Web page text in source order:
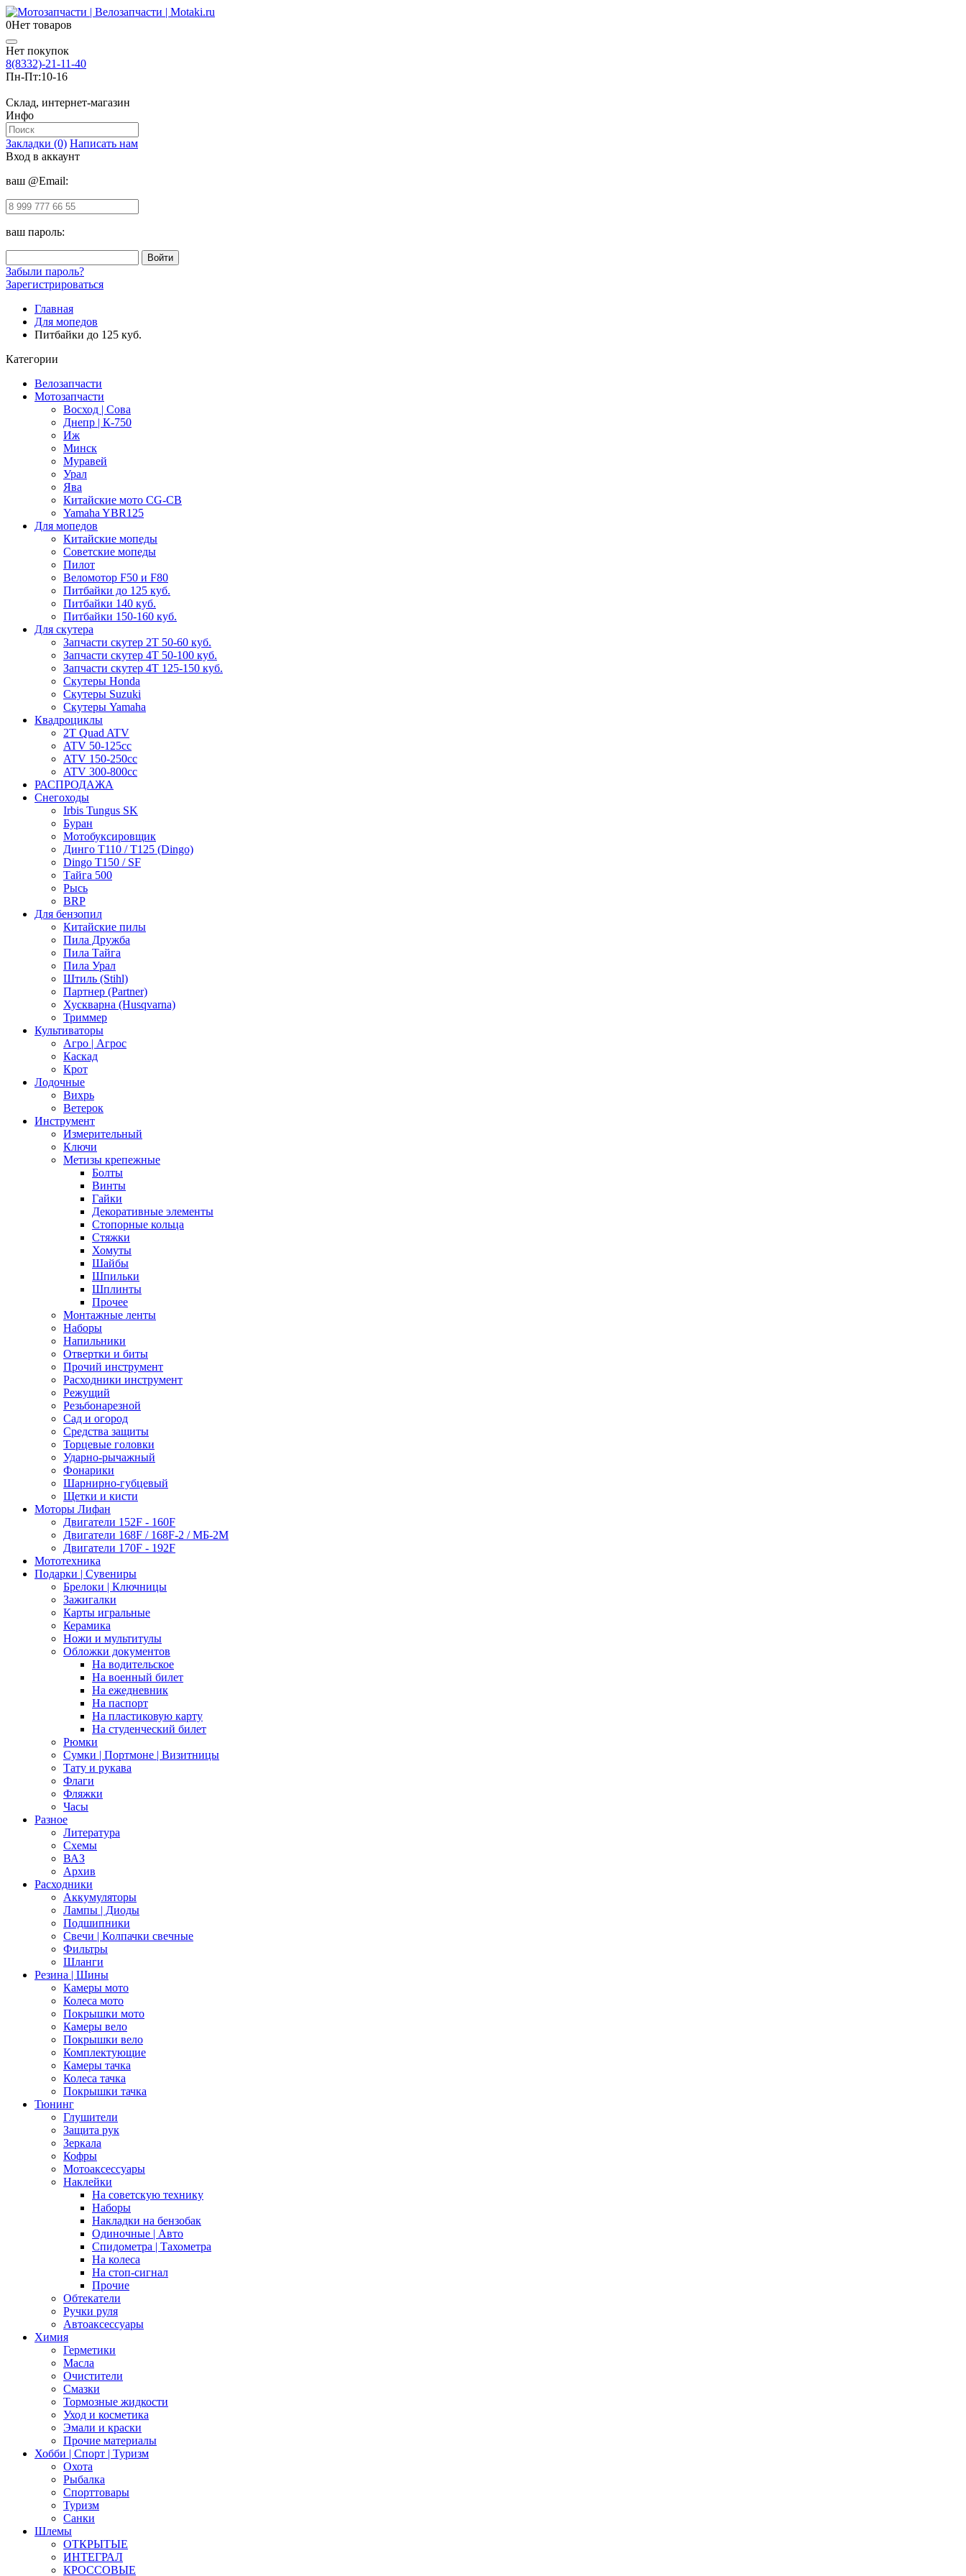
0Нет товаров
Нет покупок
8(8332)-21-11-40
Пн-Пт:10-16
Склад, интернет-магазин
Инфо
Закладки (0) Написать нам
Вход в аккаунт
ваш @Email:
ваш пароль:
Забыли пароль?
Зарегистрироваться
Главная
Для мопедов
Питбайки до 125 куб.
Категории
Велозапчасти
Мотозапчасти
Восход | Сова
Днепр | К-750
Иж
Минск
Муравей
Урал
Ява
Китайские мото CG-CB
Yamaha YBR125
Для мопедов
Китайские мопеды
Советские мопеды
Пилот
Веломотор F50 и F80
Питбайки до 125 куб.
Питбайки 140 куб.
Питбайки 150-160 куб.
Для скутера
Запчасти скутер 2Т 50-60 куб.
Запчасти скутер 4Т 50-100 куб.
Запчасти скутер 4Т 125-150 куб.
Скутеры Honda
Скутеры Suzuki
Скутеры Yamaha
Квадроциклы
2T Quad ATV
ATV 50-125cc
ATV 150-250cc
ATV 300-800cc
РАСПРОДАЖА
Снегоходы
Irbis Tungus SK
Буран
Мотобуксировщик
Динго T110 / T125 (Dingo)
Dingo T150 / SF
Тайга 500
Рысь
BRP
Для бензопил
Китайские пилы
Пила Дружба
Пила Тайга
Пила Урал
Штиль (Stihl)
Партнер (Partner)
Хускварна (Husqvarna)
Триммер
Культиваторы
Агро | Агрос
Каскад
Крот
Лодочные
Вихрь
Ветерок
Инструмент
Измерительный
Ключи
Метизы крепежные
Болты
Винты
Гайки
Декоративные элементы
Стопорные кольца
Стяжки
Хомуты
Шайбы
Шпильки
Шплинты
Прочее
Монтажные ленты
Наборы
Напильники
Отвертки и биты
Прочий инструмент
Расходники инструмент
Режущий
Резьбонарезной
Сад и огород
Средства защиты
Торцевые головки
Ударно-рычажный
Фонарики
Шарнирно-губцевый
Щетки и кисти
Моторы Лифан
Двигатели 152F - 160F
Двигатели 168F / 168F-2 / МБ-2М
Двигатели 170F - 192F
Мототехника
Подарки | Сувениры
Брелоки | Ключницы
Зажигалки
Карты игральные
Керамика
Ножи и мультитулы
Обложки документов
На водительское
На военный билет
На ежедневник
На паспорт
На пластиковую карту
На студенческий билет
Рюмки
Сумки | Портмоне | Визитницы
Тату и рукава
Флаги
Фляжки
Часы
Разное
Литература
Схемы
ВАЗ
Архив
Расходники
Аккумуляторы
Лампы | Диоды
Подшипники
Свечи | Колпачки свечные
Фильтры
Шланги
Резина | Шины
Камеры мото
Колеса мото
Покрышки мото
Камеры вело
Покрышки вело
Комплектующие
Камеры тачка
Колеса тачка
Покрышки тачка
Тюнинг
Глушители
Защита рук
Зеркала
Кофры
Мотоаксессуары
Наклейки
На советскую технику
Наборы
Накладки на бензобак
Одиночные | Авто
Спидометра | Тахометра
На колеса
На стоп-сигнал
Прочие
Обтекатели
Ручки руля
Автоаксессуары
Химия
Герметики
Масла
Очистители
Смазки
Тормозные жидкости
Уход и косметика
Эмали и краски
Прочие материалы
Хобби | Cпорт | Туризм
Охота
Рыбалка
Спорттовары
Туризм
Санки
Шлемы
ОТКРЫТЫЕ
ИНТЕГРАЛ
КРОССОВЫЕ